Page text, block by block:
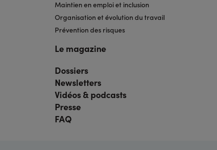
Maintien en emploi et inclusion
Organisation et évolution du travail
Prévention des risques
Le magazine
Navigation
pied
de
page
bis
Dossiers
Newsletters
Vidéos & podcasts
Presse
FAQ